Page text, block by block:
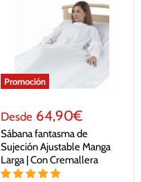
Promoción
Desde 64,90€
Sábana fantasma de
Sujeción Ajustable Manga
Larga | Con Cremallera